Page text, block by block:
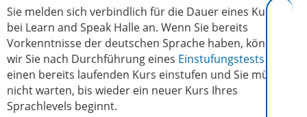
Sie melden sich verbindlich für die Dauer eines Kurses
bei Learn and Speak Halle an. Wenn Sie bereits
Vorkenntnisse der deutschen Sprache haben, können
wir Sie nach Durchführung eines Einstufungstests
einen bereits laufenden Kurs einstufen und Sie müssen
nicht warten, bis wieder ein neuer Kurs Ihres
Sprachlevels beginnt.